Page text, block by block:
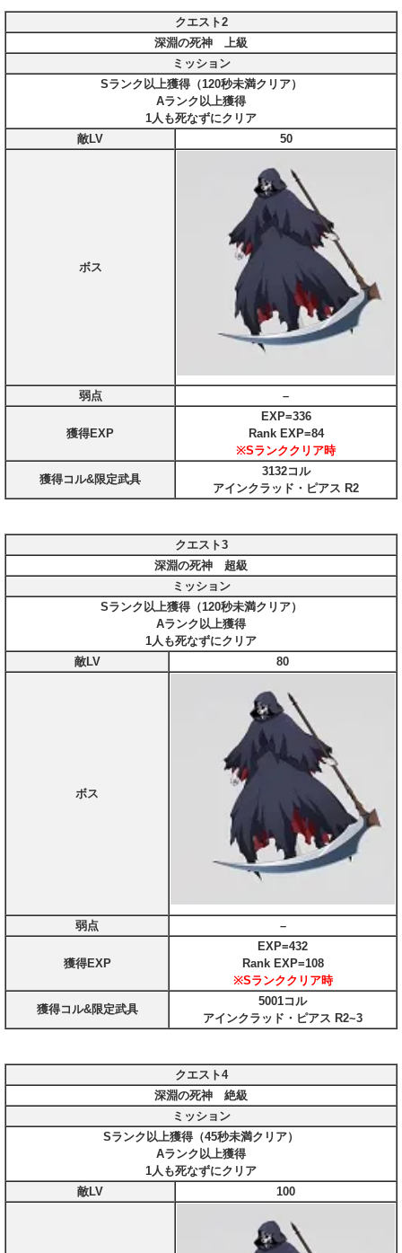
クエスト2
深淵の死神 上級
ミッション
Sランク以上獲得（120秒未満クリア）
Aランク以上獲得
1人も死なずにクリア
敵LV
50
ボス
弱点 –
獲得EXP
EXP=336
Rank EXP=84
※Sランククリア時
獲得コル&限定武具
3132コル
アインクラッド・ピアス R2
クエスト3
深淵の死神 超級
ミッション
Sランク以上獲得（120秒未満クリア）
Aランク以上獲得
1人も死なずにクリア
敵LV
80
ボス
弱点 –
獲得EXP
EXP=432
Rank EXP=108
※Sランククリア時
獲得コル&限定武具
5001コル
アインクラッド・ピアス R2~3
クエスト4
深淵の死神 絶級
ミッション
Sランク以上獲得（45秒未満クリア）
Aランク以上獲得
1人も死なずにクリア
敵LV
100